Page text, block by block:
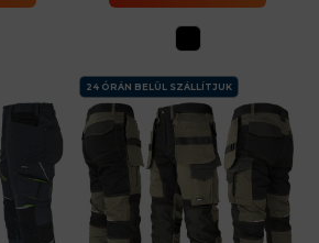
24 ÓRÁN BELÜL SZÁLLÍTJUK